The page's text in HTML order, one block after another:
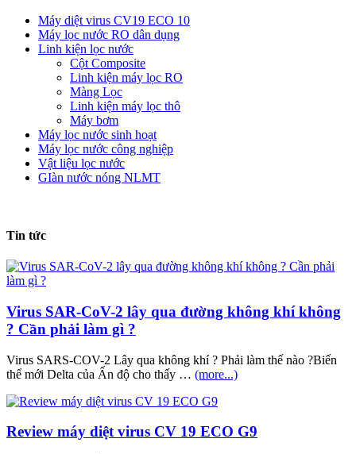
Máy diệt virus CV19 ECO 10
Máy lọc nước RO dân dụng
Linh kiện lọc nước
Cột Composite
Linh kiện máy lọc RO
Màng Lọc
Linh kiện máy lọc thô
Máy bơm
Máy lọc nước sinh hoạt
Máy lọc nước công nghiệp
Vật liệu lọc nước
GIàn nước nóng NLMT
Tin tức
Virus SAR-CoV-2 lây qua đường không khí không
? Cần phải làm gì ?
Virus SARS-COV-2 Lây qua không khí ? Phải làm thế nào ?Biến
thể mới Delta của Ấn độ cho thấy … (more...)
Review máy diệt virus CV 19 ECO G9